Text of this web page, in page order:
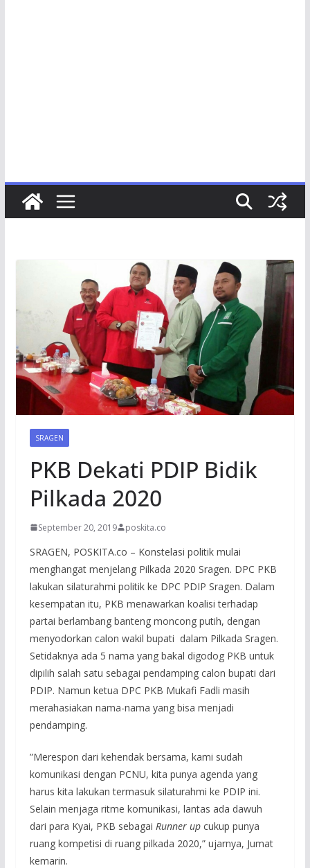
SRAGEN
PKB Dekati PDIP Bidik
Pilkada 2020
September 20, 2019 poskita.co
SRAGEN, POSKITA.co – Konstelasi politik mulai
menghangat menjelang Pilkada 2020 Sragen. DPC PKB
lakukan silaturahmi politik ke DPC PDIP Sragen. Dalam
kesempatan itu, PKB menawarkan koalisi terhadap
partai berlambang banteng moncong putih, dengan
menyodorkan calon wakil bupati dalam Pilkada Sragen.
Setidaknya ada 5 nama yang bakal digodog PKB untuk
dipilih salah satu sebagai pendamping calon bupati dari
PDIP. Namun ketua DPC PKB Mukafi Fadli masih
merahasiakan nama-nama yang bisa menjadi
pendamping.
”Merespon dari kehendak bersama, kami sudah
komunikasi dengan PCNU, kita punya agenda yang
harus kita lakukan termasuk silaturahmi ke PDIP ini.
Selain menjaga ritme komunikasi, lantas ada dawuh
dari para Kyai, PKB sebagai Runner upcukup punya
ruang kompetisi di ruang pilkada 2020,” ujarnya, Jumat
kemarin.